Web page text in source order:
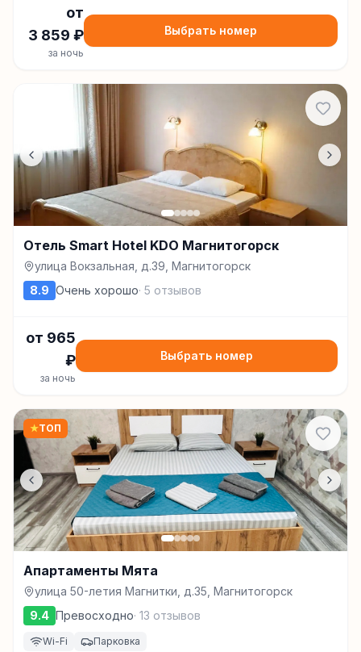
от
3 859 ₽
за ночь
Выбрать номер
Отель Smart Hotel KDO Магнитогорск
улица Вокзальная, д.39, Магнитогорск
8.9 Очень хорошо· 5 отзывов
от 965
₽
за ночь
Выбрать номер
★ТОП
Апартаменты Мята
улица 50-летия Магнитки, д.35, Магнитогорск
9.4 Превосходно· 13 отзывов
Wi-Fi Парковка